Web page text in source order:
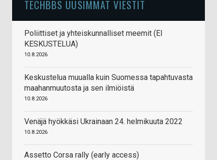
TECHBBS UUSIMMAT VIESTIT
Poliittiset ja yhteiskunnalliset meemit (EI
KESKUSTELUA)
10.8.2026
Keskustelua muualla kuin Suomessa tapahtuvasta
maahanmuutosta ja sen ilmiöistä
10.8.2026
Venäjä hyökkäsi Ukrainaan 24. helmikuuta 2022
10.8.2026
Assetto Corsa rally (early access)